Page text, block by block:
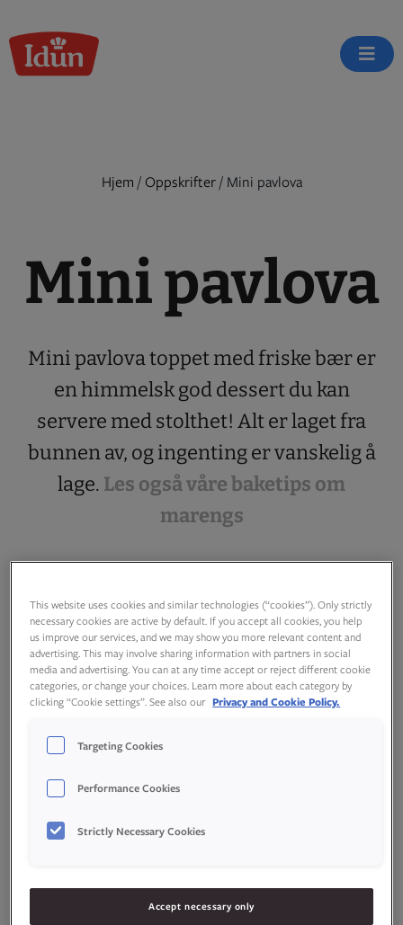
to
content
Hjem / Oppskrifter/ Mini pavlova
Mini pavlova
Mini pavlova toppet med friske bær er
en himmelsk god dessert du kan
servere med stolthet! Alt er laget fra
bunnen av, og ingenting er vanskelig å
lage. Les også våre baketips om
marengs
This website uses cookies and similar technologies (“cookies”). Only strictly
necessary cookies are active by default. If you accept all cookies, you help
us improve our services, and we may show you more relevant content and
advertising. This may involve sharing information with partners in social
media and advertising. You can at any time accept or reject different cookie
categories, or change your choices. Learn more about each category by
clicking “Cookie settings”. See also our Privacy and Cookie Policy.
Targeting Cookies
Performance Cookies
Strictly Necessary Cookies
Accept necessary only